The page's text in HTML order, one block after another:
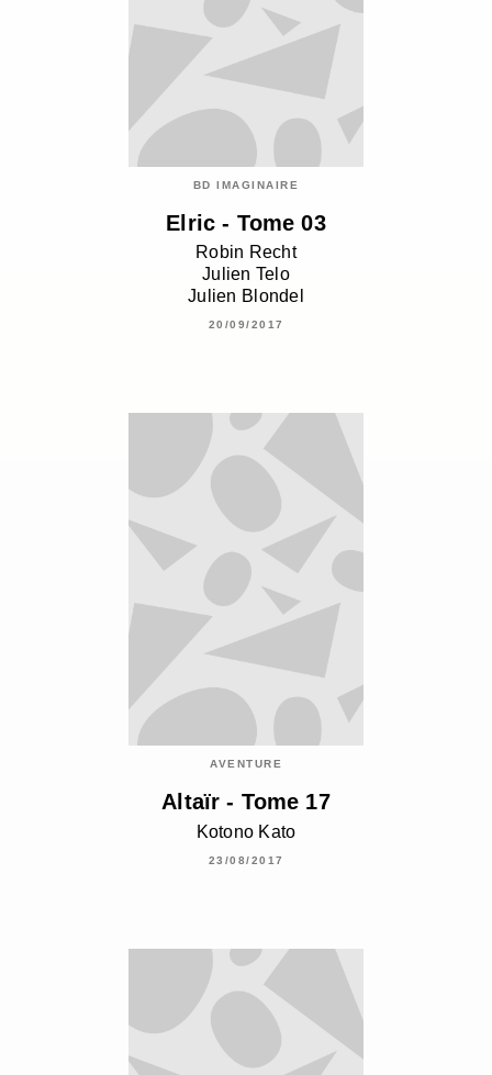
BD IMAGINAIRE
Elric - Tome 03
Robin Recht
Julien Telo
Julien Blondel
20/09/2017
AVENTURE
Altaïr - Tome 17
Kotono Kato
23/08/2017